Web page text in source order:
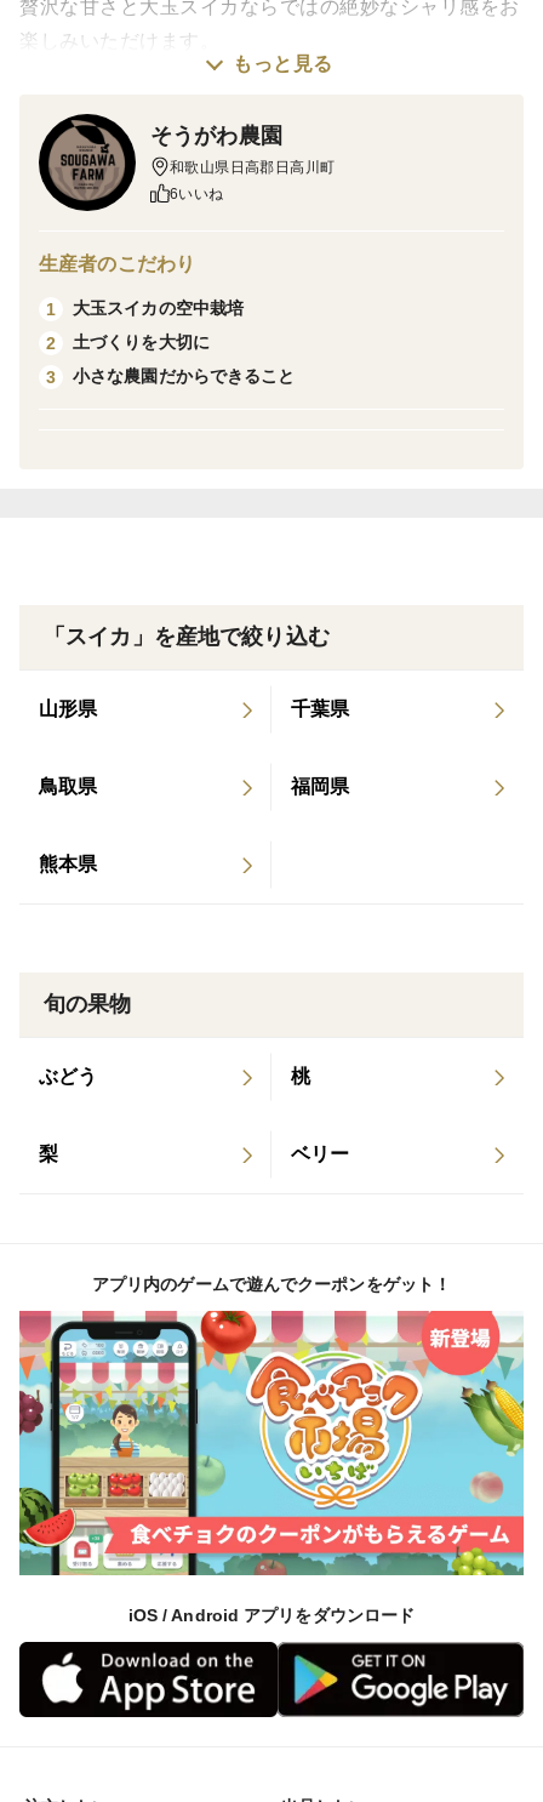
贅沢な甘さと大玉スイカならではの絶妙なシャリ感をお
楽しみいただけます。
（今年度、試し切りしたものの平均糖度は15度前後でし
【栽培の工夫】
全国でも珍しい空中栽培で育った大玉すいかです！！
なく日を当てて玉全体が甘くなるように工夫していま
す。
また、葉にもたくさん日光が当たるので葉で作られたた
くさんの養分がすいかをさらに甘くしてくれます。
もっと見る
そうがわ農園
和歌山県日高郡日高川町
6いいね
生産者のこだわり
1
大玉スイカの空中栽培
2
土づくりを大切に
3
小さな農園だからできること
「スイカ」を産地で絞り込む
山形県 千葉県
鳥取県 福岡県
熊本県
旬の果物
ぶどう 桃
梨 ベリー
アプリ内のゲームで遊んでクーポンをゲット！
iOS / Android アプリをダウンロード